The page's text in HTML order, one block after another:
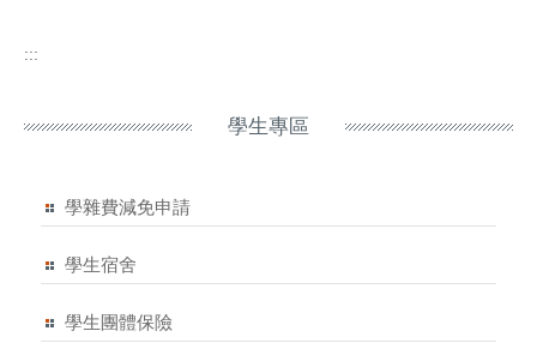
:::
學生專區
學雜費減免申請
學生宿舍
學生團體保險